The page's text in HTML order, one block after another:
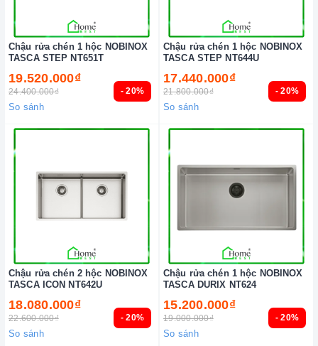
- 20%
Chậu rửa chén 1 hộc NOBINOX
TASCA STEP NT651T
19.520.000₫
24.400.000₫
So sánh
- 20%
Chậu rửa chén 1 hộc NOBINOX
TASCA STEP NT644U
17.440.000₫
21.800.000₫
So sánh
- 20%
Chậu rửa chén 2 hộc NOBINOX
TASCA ICON NT642U
18.080.000₫
22.600.000₫
So sánh
- 20%
Chậu rửa chén 1 hộc NOBINOX
TASCA DURIX NT624
15.200.000₫
19.000.000₫
So sánh